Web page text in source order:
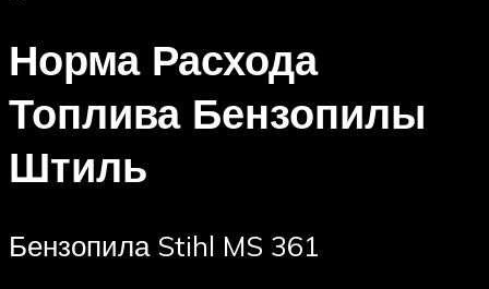
Норма Расхода
Топлива Бензопилы
Штиль
Бензопила Stihl MS 361